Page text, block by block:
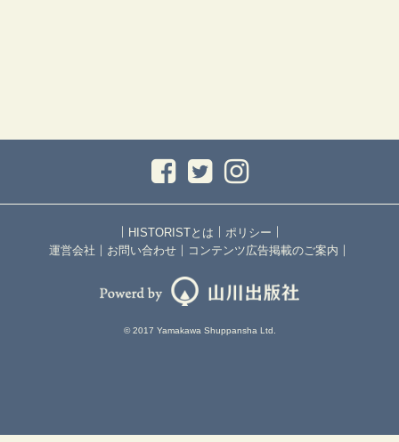
｜ HISTORISTとは ｜ ポリシー ｜
運営会社 ｜ お問い合わせ ｜ コンテンツ広告掲載のご案内 ｜
© 2017 Yamakawa Shuppansha Ltd.